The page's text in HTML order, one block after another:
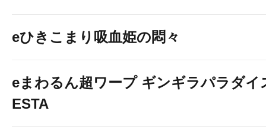
eひきこまり吸血姫の悶々
eまわるん超ワープ ギンギラパラダイ
ESTA